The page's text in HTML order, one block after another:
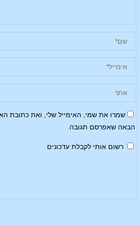
שמרו את שמי, האימייל שלי, ואת כתובת
הבאה שאפרסם תגובה.
רשום אותי לקבלת עדכונים